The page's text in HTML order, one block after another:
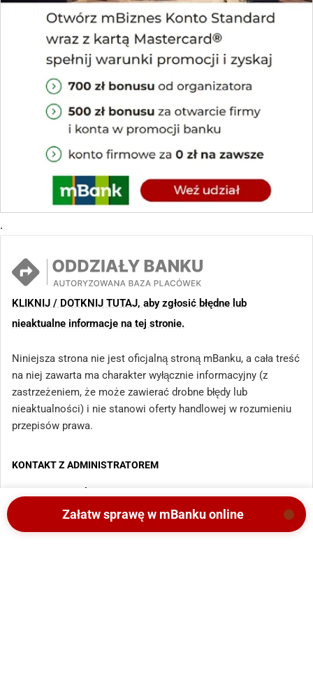
.
KLIKNIJ / DOTKNIJ TUTAJ, aby zgłosić błędne lub
nieaktualne informacje na tej stronie.
Niniejsza strona nie jest oficjalną stroną mBanku, a cała treść
na niej zawarta ma charakter wyłącznie informacyjny (z
zastrzeżeniem, że może zawierać drobne błędy lub
nieaktualności) i nie stanowi oferty handlowej w rozumieniu
przepisów prawa.
KONTAKT Z ADMINISTRATOREM
REGULAMIN I POLITYKA
Załatw sprawę w mBanku online